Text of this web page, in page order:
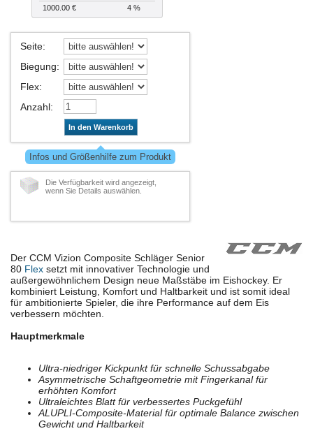
1000.00 €
4 %
Seite:
Biegung:
Flex:
Anzahl:
In den Warenkorb
Infos und Größenhilfe zum Produkt
Die Verfügbarkeit wird angezeigt,
wenn Sie Details auswählen.
Der CCM Vizion Composite Schläger Senior
80 Flex setzt mit innovativer Technologie und
außergewöhnlichem Design neue Maßstäbe im Eishockey. Er
kombiniert Leistung, Komfort und Haltbarkeit und ist somit ideal
für ambitionierte Spieler, die ihre Performance auf dem Eis
verbessern möchten.
Hauptmerkmale
Ultra-niedriger Kickpunkt für schnelle Schussabgabe
Asymmetrische Schaftgeometrie mit Fingerkanal für
erhöhten Komfort
Ultraleichtes Blatt für verbessertes Puckgefühl
ALUPLI-Composite-Material für optimale Balance zwischen
Gewicht und Haltbarkeit